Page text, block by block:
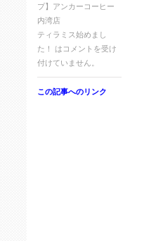
プ】アンカーコーヒー
内湾店
ティラミス始めまし
た！ は コメントを受け
付けていません。
この記事へのリンク